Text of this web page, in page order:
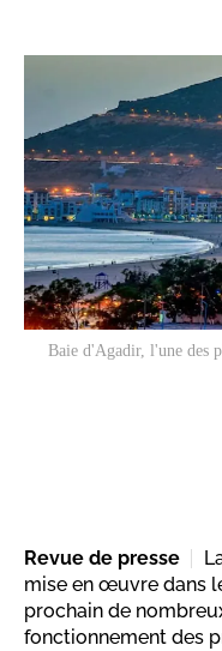
Baie d'Agadir, l'une des
Revue de presse
mise en œuvre dans
prochain de
fonctionnement des